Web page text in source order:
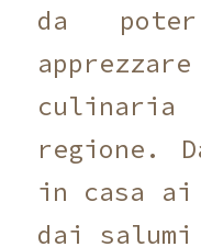
da
regione.
in casa
dai